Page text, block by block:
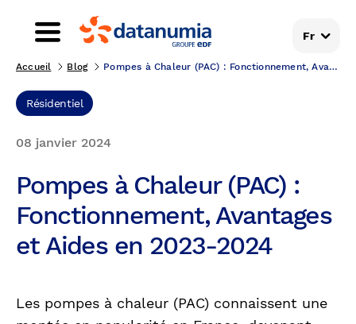
Fr
Accueil Blog Pompes à Chaleur (PAC) : Fonctionnement, Avantages...
Résidentiel
08 janvier 2024
Pompes à Chaleur (PAC) :
Fonctionnement, Avantages
et Aides en 2023-2024
Les pompes à chaleur (PAC) connaissent une